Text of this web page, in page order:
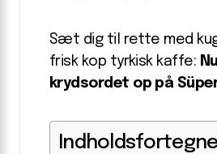
Sæt dig til rette med
frisk kop tyrkisk kaffe:
krydsordet op på